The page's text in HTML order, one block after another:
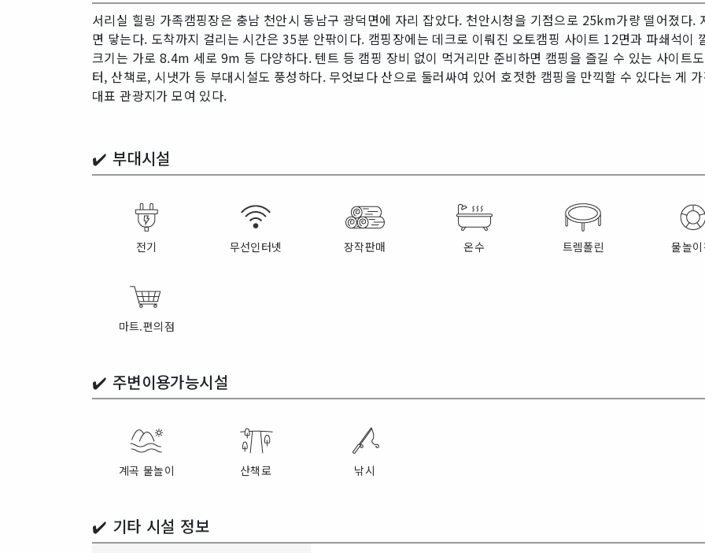
서리실 힐링 가족캠핑장은 충남 천안시 동남구 광덕면에 자리 잡았다. 천안시청을 기점으로 25km가량 떨어졌다.
면 닿는다. 도착까지 걸리는 시간은 35분 안팎이다. 캠핑장에는 데크로 이뤄진 오토캠핑 사이트 12면과 파쇄석이
크기는 가로 8.4m 세로 9m 등 다양하다. 텐트 등 캠핑 장비 없이 먹거리만 준비하면 캠핑을 즐길 수 있는 사이트
터, 산책로, 시냇가 등 부대시설도 풍성하다. 무엇보다 산으로 둘러싸여 있어 호젓한 캠핑을 만끽할 수 있다는 게
대표 관광지가 모여 있다.
✔️ 부대시설
전기 무선인터넷 장작판매 온수 트렘폴린 물놀
마트.편의점
✔️ 주변이용가능시설
계곡 물놀이 산책로 낚시
✔️ 기타 시설 정보